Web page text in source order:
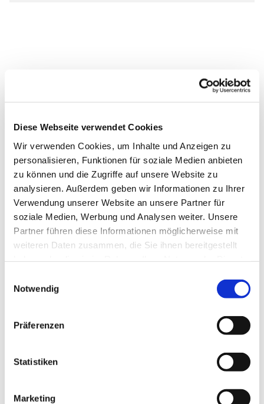
Diese Webseite verwendet Cookies
Wir verwenden Cookies, um Inhalte und Anzeigen zu
personalisieren, Funktionen für soziale Medien anbieten
zu können und die Zugriffe auf unsere Website zu
analysieren. Außerdem geben wir Informationen zu Ihrer
Verwendung unserer Website an unsere Partner für
soziale Medien, Werbung und Analysen weiter. Unsere
Partner führen diese Informationen möglicherweise mit
weiteren Daten zusammen, die Sie ihnen bereitgestellt
Notwendig
Präferenzen
Statistiken
Marketing